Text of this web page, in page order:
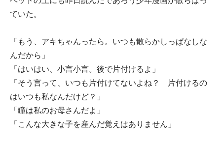
ていた。
「もう、アキちゃんったら。いつも散らかしっぱなしな
んだから」
「はいはい、小言小言。後で片付けるよ」
「そう言って、いつも片付けてないよね？ 片付けるの
はいつも私なんだけど？」
「瞳は私のお母さんだよ」
「こんな大きな子を産んだ覚えはありません」